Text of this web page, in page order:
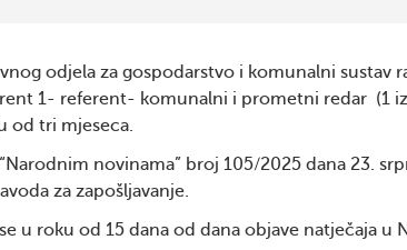
odjela za gospodarstvo i komunalni sustav
1- referent- komunalni i prometni redar (1
od tri mjeseca.
novinama” broj 105/2025 dana 23.
za zapošljavanje.
u roku od 15 dana od dana objave natječaja u